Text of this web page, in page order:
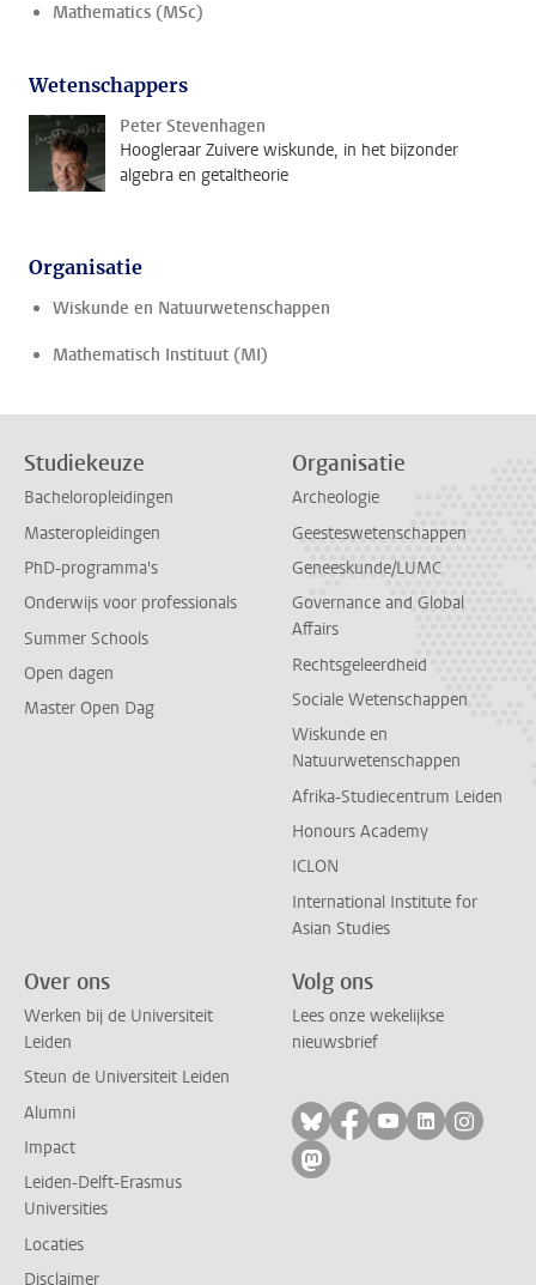
Mathematics (MSc)
Wetenschappers
Peter Stevenhagen
Hoogleraar Zuivere wiskunde, in het bijzonder
algebra en getaltheorie
Organisatie
Wiskunde en Natuurwetenschappen
Mathematisch Instituut (MI)
Studiekeuze
Bacheloropleidingen
Masteropleidingen
PhD-programma's
Onderwijs voor professionals
Summer Schools
Open dagen
Master Open Dag
Organisatie
Archeologie
Geesteswetenschappen
Geneeskunde/LUMC
Governance and Global
Affairs
Rechtsgeleerdheid
Sociale Wetenschappen
Wiskunde en
Natuurwetenschappen
Afrika-Studiecentrum Leiden
Honours Academy
ICLON
International Institute for
Asian Studies
Over ons
Werken bij de Universiteit
Leiden
Steun de Universiteit Leiden
Alumni
Impact
Leiden-Delft-Erasmus
Universities
Locaties
Disclaimer
Volg ons
Lees onze wekelijkse
nieuwsbrief
Volg ons op bluesky
Volg ons op
Volg ons op
Volg ons
Volg
Volg ons op mastodon